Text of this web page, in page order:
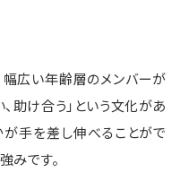
広い年齢層のメンバーが
助け合う」という文化があ
手を差し伸べることがで
みです。